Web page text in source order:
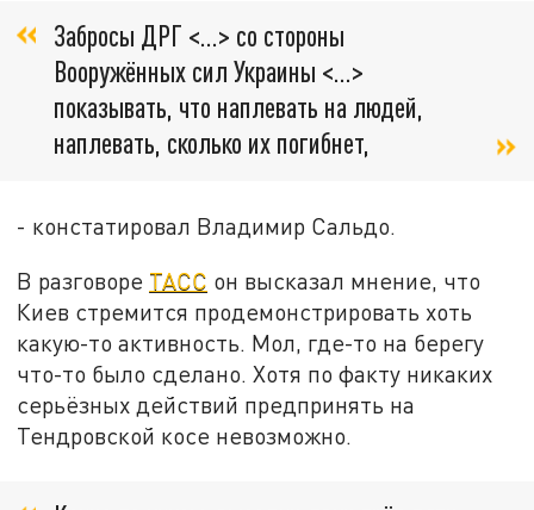
Забросы ДРГ <…> со стороны
Вооружённых сил Украины <…>
показывать, что наплевать на людей,
наплевать, сколько их погибнет,
- констатировал Владимир Сальдо.
В разговоре ТАСС он высказал мнение, что
Киев стремится продемонстрировать хоть
какую-то активность. Мол, где-то на берегу
что-то было сделано. Хотя по факту никаких
серьёзных действий предпринять на
Тендровской косе невозможно.